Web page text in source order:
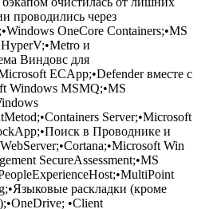
проводились через
OneCore Containers;•MS
и
Виндовс для
ECApp;•Defender вместе с
Windows MSMQ;•MS
Server;•Microsoft
в Проводнике и
Win
SecureAssessment;•MS
раскладки (кроме
•Client